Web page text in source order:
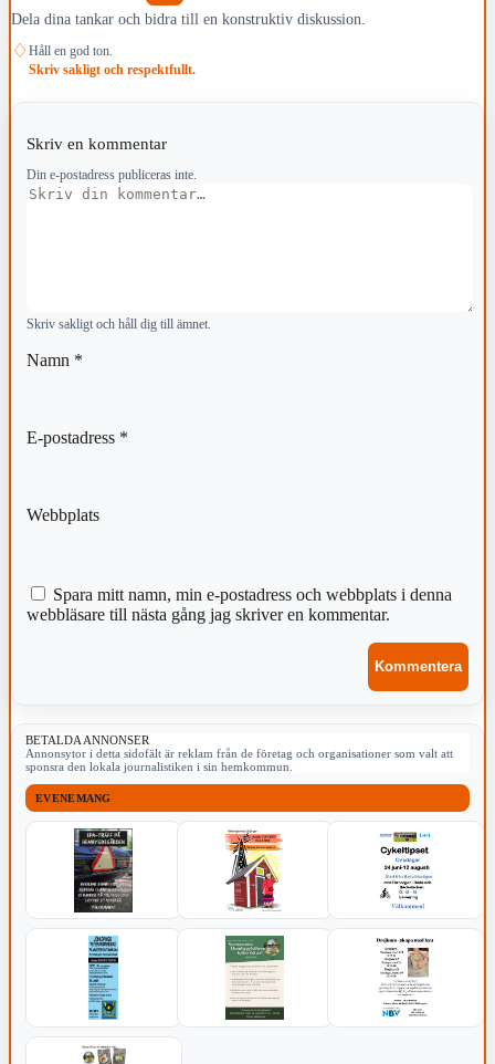
Dela dina tankar och bidra till en konstruktiv diskussion.
♢ Håll en god ton.
Skriv sakligt och respektfullt.
Skriv en kommentar
Din e-postadress publiceras inte.
Kommentar
Skriv sakligt och håll dig till ämnet.
Namn *
E-postadress *
Webbplats
Spara mitt namn, min e-postadress och webbplats i denna
webbläsare till nästa gång jag skriver en kommentar.
BETALDA ANNONSER
Annonsytor i detta sidofält är reklam från de företag och organisationer som valt att
sponsra den lokala journalistiken i sin hemkommun.
EVENEMANG